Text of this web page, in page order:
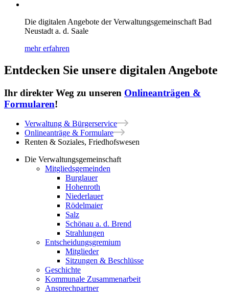
Die digitalen Angebote der Verwaltungsgemeinschaft Bad
Neustadt a. d. Saale
mehr erfahren
Entdecken Sie unsere digitalen Angebote
Ihr direkter Weg zu unseren Onlineanträgen &
Formularen!
Verwaltung & Bürgerservice
Onlineanträge & Formulare
Renten & Soziales, Friedhofswesen
Die Verwaltungsgemeinschaft
Mitgliedsgemeinden
Burglauer
Hohenroth
Niederlauer
Rödelmaier
Salz
Schönau a. d. Brend
Strahlungen
Entscheidungsgremium
Mitglieder
Sitzungen & Beschlüsse
Geschichte
Kommunale Zusammenarbeit
Ansprechpartner